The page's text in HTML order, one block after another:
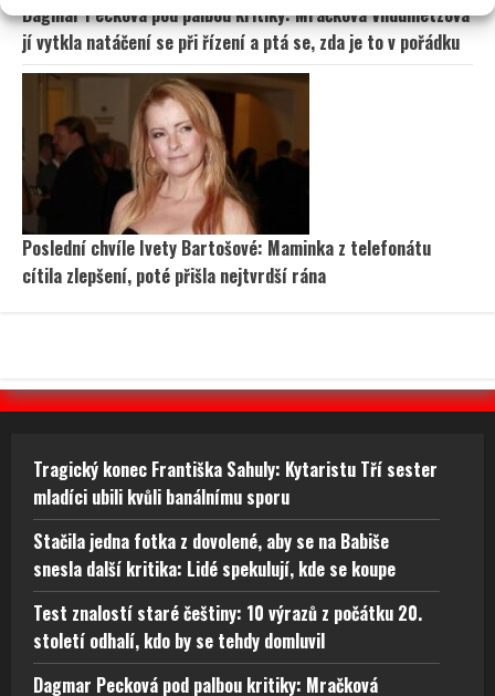
Dagmar Pecková pod palbou kritiky: Mračková Vildumetzová
jí vytkla natáčení se při řízení a ptá se, zda je to v pořádku
Poslední chvíle Ivety Bartošové: Maminka z telefonátu
cítila zlepšení, poté přišla nejtvrdší rána
Tragický konec Františka Sahuly: Kytaristu Tří sester
mladíci ubili kvůli banálnímu sporu
Stačila jedna fotka z dovolené, aby se na Babiše
snesla další kritika: Lidé spekulují, kde se koupe
Test znalostí staré češtiny: 10 výrazů z počátku 20.
století odhalí, kdo by se tehdy domluvil
Dagmar Pecková pod palbou kritiky: Mračková